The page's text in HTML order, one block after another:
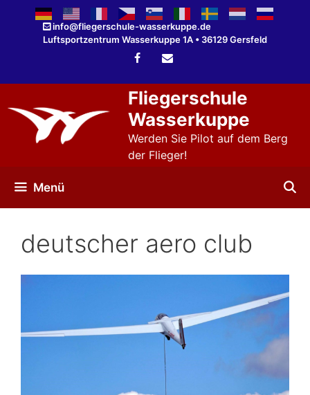
springen
info@fliegerschule-wasserkuppe.de
Luftsportzentrum Wasserkuppe 1A • 36129 Gersfeld
Fliegerschule
Wasserkuppe
Werden Sie Pilot auf dem Berg
der Flieger!
Menü
deutscher aero club